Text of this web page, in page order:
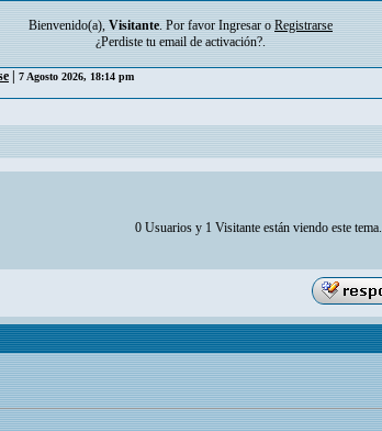
Bienvenido(a), Visitante. Por favor Ingresar o Registrarse
¿Perdiste tu email de activación?.
7 Agosto 2026, 18:14 pm
0 Usuarios y 1 Visitante están viendo este tema.